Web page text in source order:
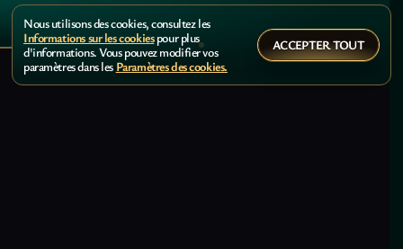
Nous utilisons des cookies, consultez les
Informations sur les cookiespour plus
d'informations. Vous pouvez modifier vos
paramètres dans les Paramètres des cookies.
ACCEPTER TOUT